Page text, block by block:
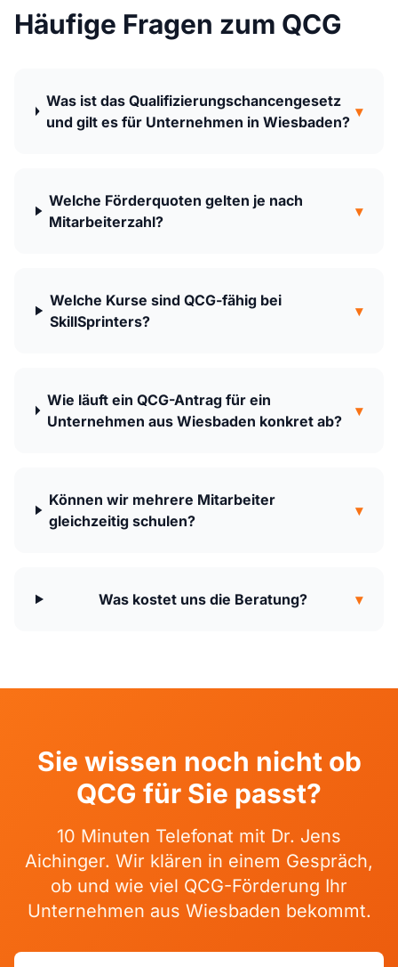
Häufige Fragen zum QCG
Was ist das Qualifizierungschancengesetz
und gilt es für Unternehmen in Wiesbaden?
▾
Welche Förderquoten gelten je nach
Mitarbeiterzahl?
▾
Welche Kurse sind QCG-fähig bei
SkillSprinters?
▾
Wie läuft ein QCG-Antrag für ein
Unternehmen aus Wiesbaden konkret ab?
▾
Können wir mehrere Mitarbeiter
gleichzeitig schulen?
▾
Was kostet uns die Beratung? ▾
Sie wissen noch nicht ob
QCG für Sie passt?
10 Minuten Telefonat mit Dr. Jens
Aichinger. Wir klären in einem Gespräch,
ob und wie viel QCG-Förderung Ihr
Unternehmen aus Wiesbaden bekommt.